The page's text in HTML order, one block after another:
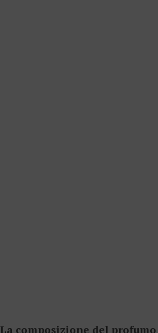
La composizione del profumo